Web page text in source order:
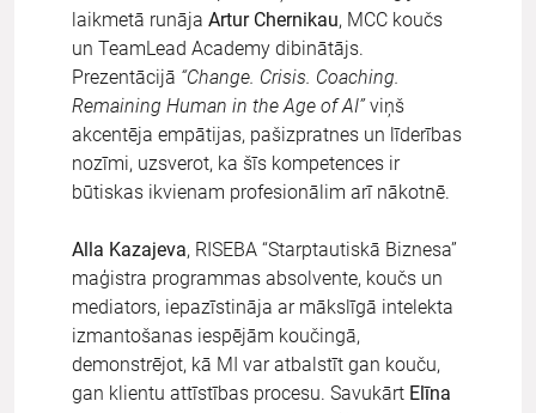
laikmetā runāja Artur Chernikau, MCC koučs
un TeamLead Academy dibinātājs.
Prezentācijā “Change. Crisis. Coaching.
Remaining Human in the Age of AI”viņš
akcentēja empātijas, pašizpratnes un līderības
nozīmi, uzsverot, ka šīs kompetences ir
būtiskas ikvienam profesionālim arī nākotnē.
Alla Kazajeva, RISEBA “Starptautiskā Biznesa”
maģistra programmas absolvente, koučs un
mediators, iepazīstināja ar mākslīgā intelekta
izmantošanas iespējām koučingā,
demonstrējot, kā MI var atbalstīt gan kouču,
gan klientu attīstības procesu. Savukārt Elīna